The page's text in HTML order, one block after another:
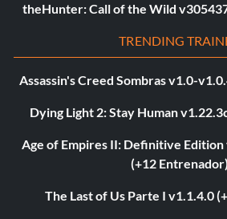
theHunter: Call of the Wild
TRENDING
Assassin's Creed Sombras v1.0-
Dying Light 2: Stay Human
Age of Empires II: Definitive
(+12 Entrenador)
The Last of Us Parte I v1.1.4.0